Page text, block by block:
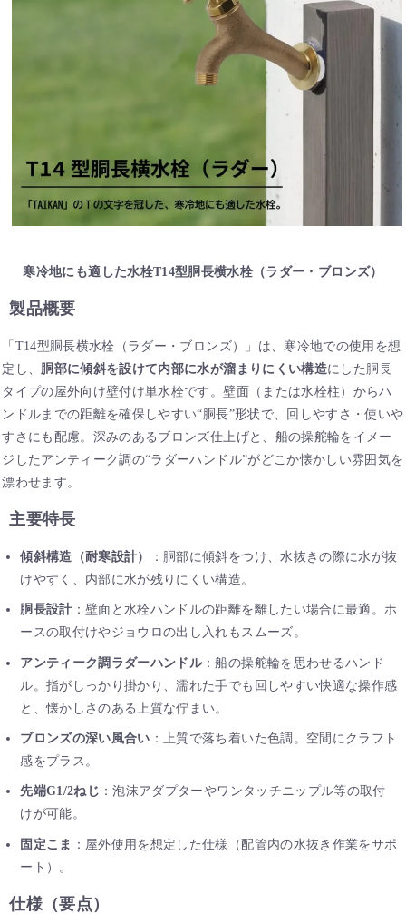
寒冷地にも適した水栓T14型胴長横水栓（ラダー・ブロンズ）
製品概要
「T14型胴長横水栓（ラダー・ブロンズ）」は、寒冷地での使用を想
定し、 胴部に傾斜を設けて内部に水が溜まりにくい構造にした胴長
タイプの屋外向け壁付け単水栓です。壁面（または水栓柱）からハ
ンドルまでの距離を確保しやすい“胴長”形状で、回しやすさ・使いや
すさにも配慮。深みのあるブロンズ仕上げと、船の操舵輪をイメー
ジしたアンティーク調の“ラダーハンドル”がどこか懐かしい雰囲気を
漂わせます。
主要特長
傾斜構造（耐寒設計）
：胴部に傾斜をつけ、水抜きの際に水が抜
けやすく、内部に水が残りにくい構造。
胴長設計 ：壁面と水栓ハンドルの距離を離したい場合に最適。ホ
ースの取付けやジョウロの出し入れもスムーズ。
アンティーク調ラダーハンドル：船の操舵輪を思わせるハンド
ル。指がしっかり掛かり、濡れた手でも回しやすい快適な操作感
と、懐かしさのある上質な佇まい。
ブロンズの深い風合い ：上質で落ち着いた色調。空間にクラフト
感をプラス。
先端G1/2ねじ ：泡沫アダプターやワンタッチニップル等の取付
けが可能。
固定こま
：屋外使用を想定した仕様（配管内の水抜き作業をサポ
ート）。
仕様（要点）